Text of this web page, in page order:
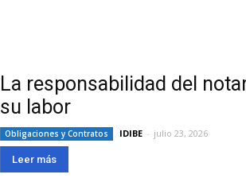
La responsabilidad del
su labor
Obligaciones y Contratos IDIBE - julio 23, 2026
Leer más